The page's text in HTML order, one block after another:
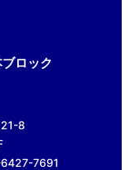
ロック
21-8
7691